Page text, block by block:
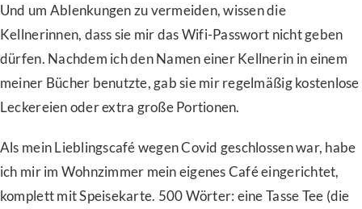
Und um Ablenkungen zu vermeiden, wissen die
Kellnerinnen, dass sie mir das Wifi-Passwort nicht geben
dürfen. Nachdem ich den Namen einer Kellnerin in einem
meiner Bücher benutzte, gab sie mir regelmäßig kostenlose
Leckereien oder extra große Portionen.
Als mein Lieblingscafé wegen Covid geschlossen war, habe
ich mir im Wohnzimmer mein eigenes Café eingerichtet,
komplett mit Speisekarte. 500 Wörter: eine Tasse Tee (die